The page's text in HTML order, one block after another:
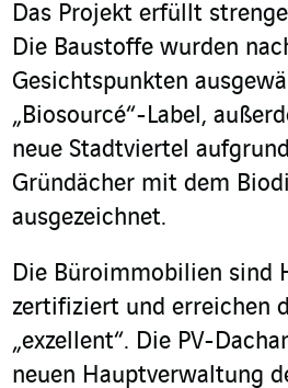
Das Projekt erfüllt
Die Baustoffe wurden
Gesichtspunkten
„Biosourcé“-Label,
neue Stadtviertel
Gründächer mit dem
ausgezeichnet.
Die Büroimmobilien sind
zertifiziert und erreichen
„exzellent“. Die PV-
neuen Hauptverwaltung